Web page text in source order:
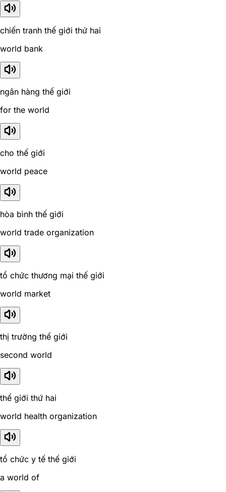
chiến tranh thế giới thứ hai
world bank
ngân hàng thế giới
for the world
cho thế giới
world peace
hòa bình thế giới
world trade organization
tổ chức thương mại thế giới
world market
thị trường thế giới
second world
thế giới thứ hai
world health organization
tổ chức y tế thế giới
a world of